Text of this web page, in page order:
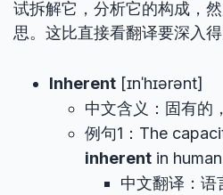
试拆解它，分析它的构成，
思。这比直接看翻译要深入得
Inherent [ɪnˈhɪərənt]
中文含义：固有的
例句1：The
inherent in
中文翻译：语